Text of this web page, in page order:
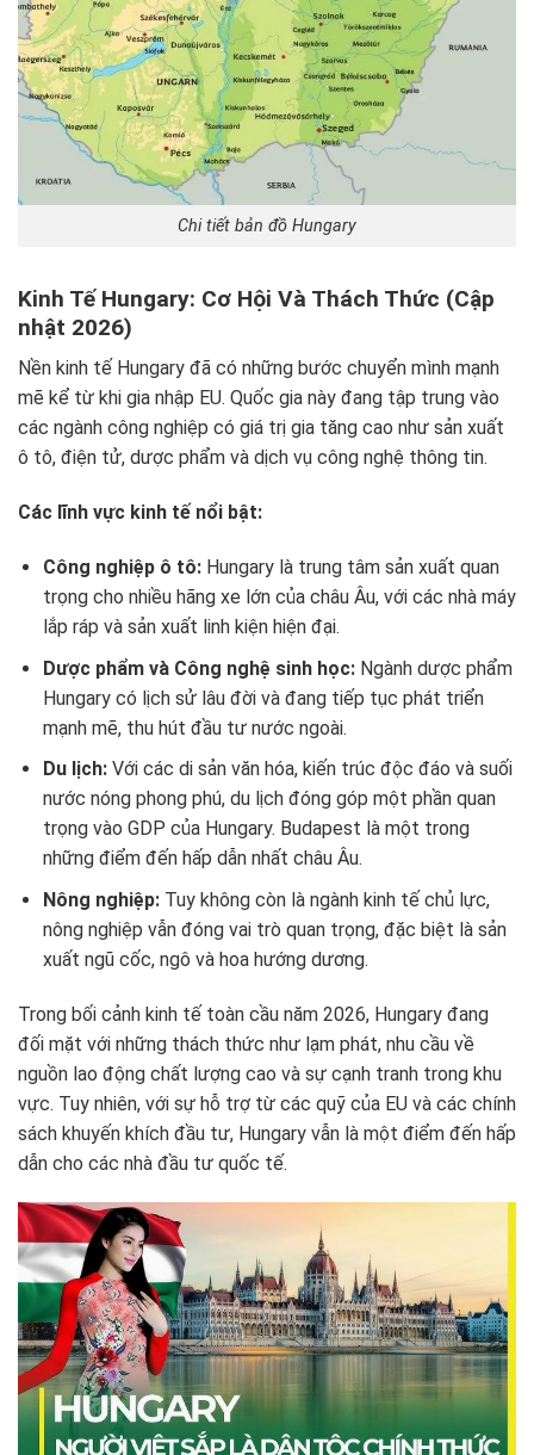
Chi tiết bản đồ Hungary
Kinh Tế Hungary: Cơ Hội Và Thách Thức (Cập
nhật 2026)
Nền kinh tế Hungary đã có những bước chuyển mình mạnh
mẽ kể từ khi gia nhập EU. Quốc gia này đang tập trung vào
các ngành công nghiệp có giá trị gia tăng cao như sản xuất
ô tô, điện tử, dược phẩm và dịch vụ công nghệ thông tin.
Các lĩnh vực kinh tế nổi bật:
Công nghiệp ô tô:Hungary là trung tâm sản xuất quan
trọng cho nhiều hãng xe lớn của châu Âu, với các nhà máy
lắp ráp và sản xuất linh kiện hiện đại.
Dược phẩm và Công nghệ sinh học:Ngành dược phẩm
Hungary có lịch sử lâu đời và đang tiếp tục phát triển
mạnh mẽ, thu hút đầu tư nước ngoài.
Du lịch:Với các di sản văn hóa, kiến trúc độc đáo và suối
nước nóng phong phú, du lịch đóng góp một phần quan
trọng vào GDP của Hungary. Budapest là một trong
những điểm đến hấp dẫn nhất châu Âu.
Nông nghiệp:Tuy không còn là ngành kinh tế chủ lực,
nông nghiệp vẫn đóng vai trò quan trọng, đặc biệt là sản
xuất ngũ cốc, ngô và hoa hướng dương.
Trong bối cảnh kinh tế toàn cầu năm 2026, Hungary đang
đối mặt với những thách thức như lạm phát, nhu cầu về
nguồn lao động chất lượng cao và sự cạnh tranh trong khu
vực. Tuy nhiên, với sự hỗ trợ từ các quỹ của EU và các chính
sách khuyến khích đầu tư, Hungary vẫn là một điểm đến hấp
dẫn cho các nhà đầu tư quốc tế.